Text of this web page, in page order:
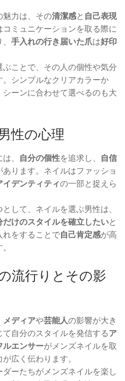
魅力は、その清潔感と 自己表現
ミュニケーションを取る際に
手入れの行き届いた爪は好印
ことで、その人の個性や気分
シンプルなクリアカラーか
ーンに合わせて選べるのも大
性の心理
、 自分の個性を追求し、 自信
ります。ネイルはファッショ
イデンティティの一部と捉えら
して、ネイルを選ぶ男性は、
だけのスタイルを確立したいと
れをすることで自己肯定感が高
流行りとその影
メディアや芸能人の影響が大き
て自分のスタイルを発信するア
ルエンサーがメンズネイルを取
広く伝わります。
ーたちがメンズネイルを楽し